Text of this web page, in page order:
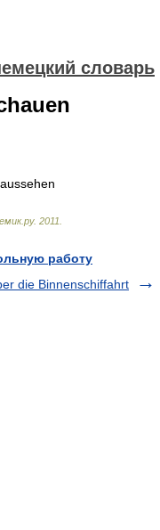
словарь
. 2011
работу
die Binnenschiffahrt